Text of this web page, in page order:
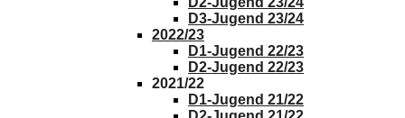
D3-Jugend 23/24
2022/23
D1-Jugend 22/23
D2-Jugend 22/23
2021/22
D1-Jugend 21/22